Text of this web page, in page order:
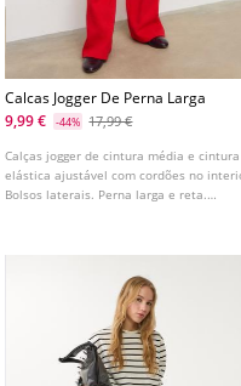
Calcas Jogger De Perna Larga
9,99 €
-44% 17,99 €
Calças jogger de cintura média e cintura
elástica ajustável com cordões no
Bolsos laterais. Perna larga e reta.